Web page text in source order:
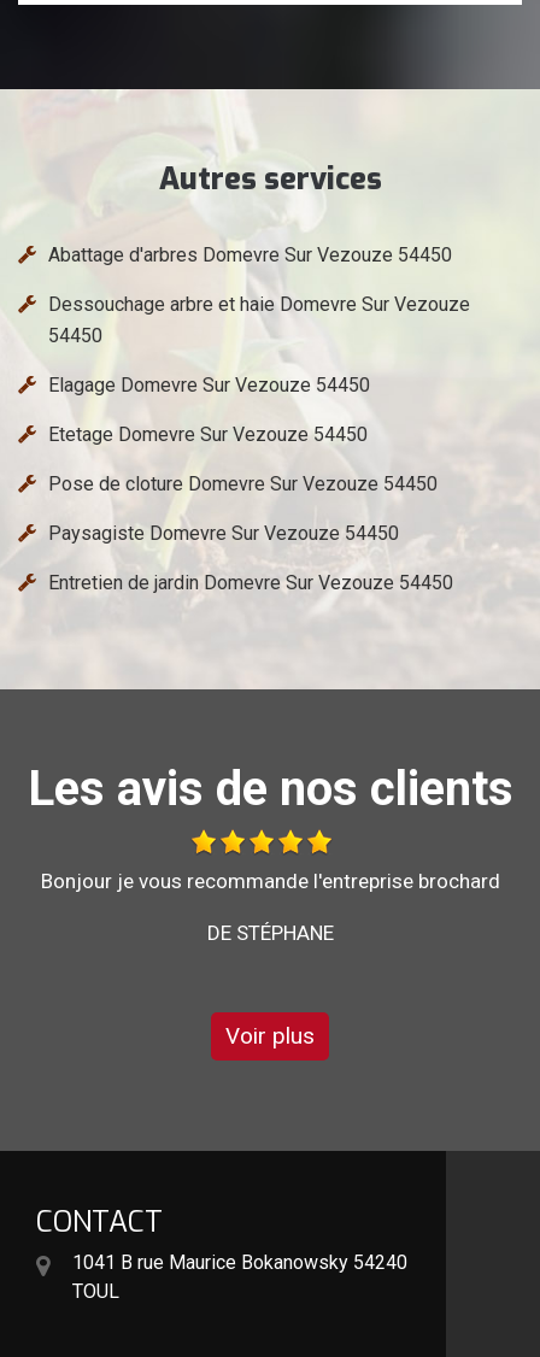
Autres services
Abattage d'arbres Domevre Sur Vezouze 54450
Dessouchage arbre et haie Domevre Sur Vezouze
54450
Elagage Domevre Sur Vezouze 54450
Etetage Domevre Sur Vezouze 54450
Pose de cloture Domevre Sur Vezouze 54450
Paysagiste Domevre Sur Vezouze 54450
Entretien de jardin Domevre Sur Vezouze 54450
Les avis de nos clients
Au top, je recommande !!
DE ORNELLA
Voir plus
CONTACT
1041 B rue Maurice Bokanowsky 54240
TOUL